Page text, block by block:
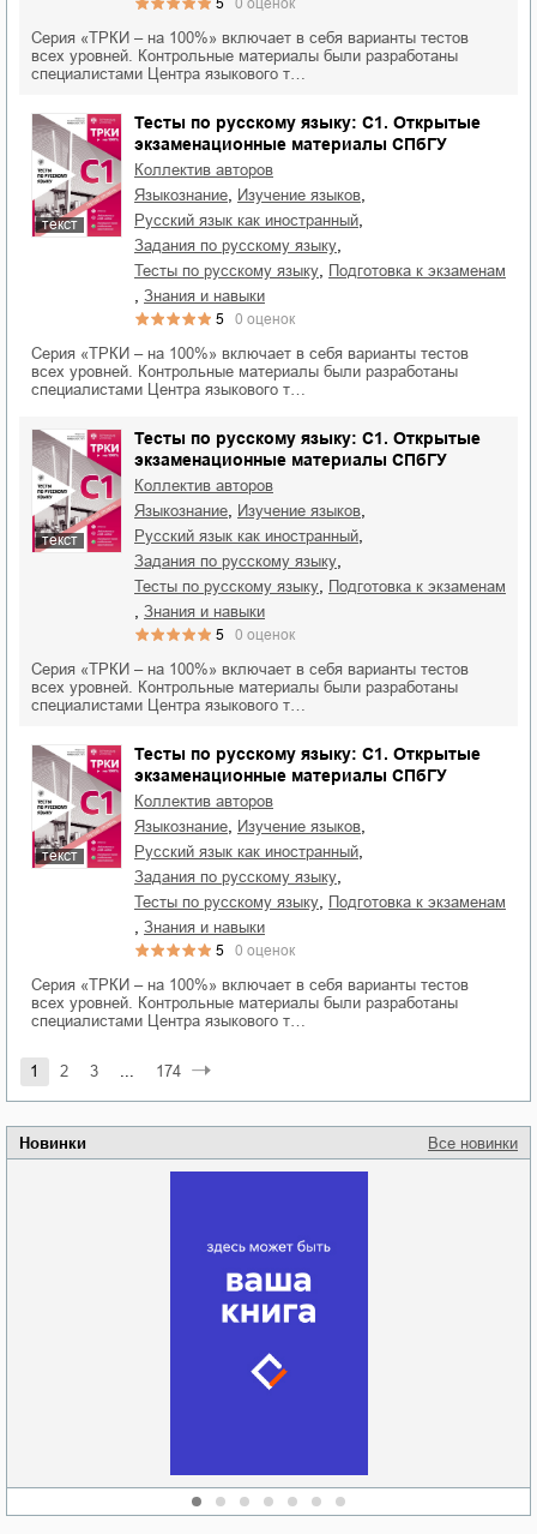
Новинки Все новинки
5 0 оценок
Серия «ТРКИ – на 100%» включает в себя варианты тестов
всех уровней. Контрольные материалы были разработаны
специалистами Центра языкового т…
текст
Тесты по русскому языку: C1. Открытые
экзаменационные материалы СПбГУ
Коллектив авторов
языкознание
изучение языков
русский язык как иностранный
задания по русскому языку
тесты по русскому языку подготовка к экзаменам
знания и навыки
5 0 оценок
Серия «ТРКИ – на 100%» включает в себя варианты тестов
всех уровней. Контрольные материалы были разработаны
специалистами Центра языкового т…
текст
Тесты по русскому языку: C1. Открытые
экзаменационные материалы СПбГУ
Коллектив авторов
языкознание
изучение языков
русский язык как иностранный
задания по русскому языку
тесты по русскому языку подготовка к экзаменам
знания и навыки
5 0 оценок
Серия «ТРКИ – на 100%» включает в себя варианты тестов
всех уровней. Контрольные материалы были разработаны
специалистами Центра языкового т…
текст
Тесты по русскому языку: C1. Открытые
экзаменационные материалы СПбГУ
Коллектив авторов
языкознание
изучение языков
русский язык как иностранный
задания по русскому языку
тесты по русскому языку подготовка к экзаменам
знания и навыки
5 0 оценок
Серия «ТРКИ – на 100%» включает в себя варианты тестов
всех уровней. Контрольные материалы были разработаны
специалистами Центра языкового т…
1 2 3 ... 174